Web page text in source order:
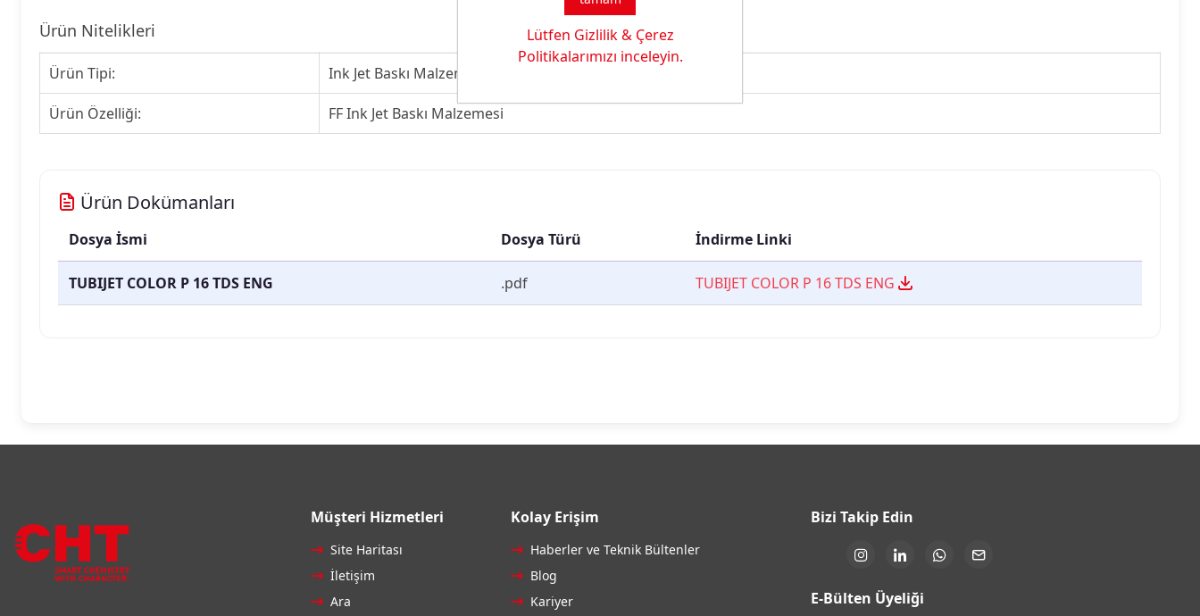
Ürün Nitelikleri
Ürün Tipi: Ink Jet Baskı Malzemesi
Ürün Özelliği: FF Ink Jet Baskı Malzemesi
Ürün Dokümanları
Dosya İsmi Dosya Türü İndirme Linki
TUBIJET COLOR P 16 TDS ENG .pdf TUBIJET COLOR P 16 TDS ENG
Müşteri Hizmetleri
Site Haritası
İletişim
Ara
Kolay Erişim
Haberler ve Teknik Bültenler
Blog
Kariyer
Bizi Takip Edin
E-Bülten Üyeliği
Lütfen Gizlilik & Çerez
Politikalarımızı inceleyin.